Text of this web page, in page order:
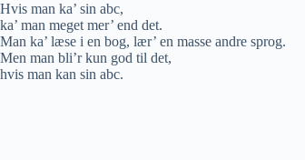
Hvis man ka’ sin abc,
ka’ man meget mer’ end det.
Man ka’ læse i en bog, lær’ en masse andre sprog.
Men man bli’r kun god til det,
hvis man kan sin abc.